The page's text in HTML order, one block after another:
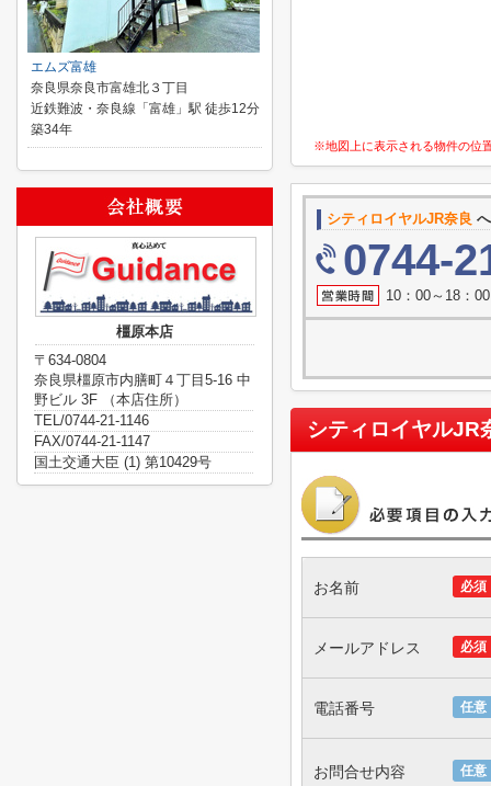
※地図上に表示される物件の位
シティロイヤルJR奈良
0744-
10：00～18：
シティロイヤルJR
必須
お名前
必須
メールアドレス
任意
電話番号
任意
お問合せ内容
エムズ富雄
奈良県奈良市富雄北３丁目
近鉄難波・奈良線「富雄」駅 徒歩12分
築34年
橿原本店
〒634-0804
奈良県橿原市内膳町４丁目5-16 中
野ビル 3F （本店住所）
TEL/0744-21-1146
FAX/0744-21-1147
国土交通大臣 (1) 第10429号